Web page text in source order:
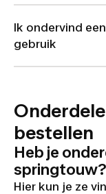
Ik ondervind
gebruik
bestellen
Heb je
springtouw?
Hier kun je ze